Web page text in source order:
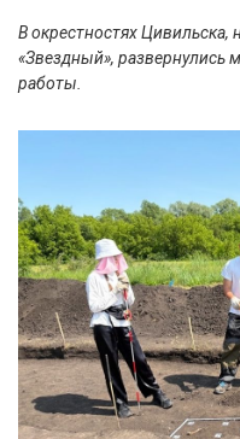
В окрестностях Цивильска,
«Звездный», развернулись
работы.